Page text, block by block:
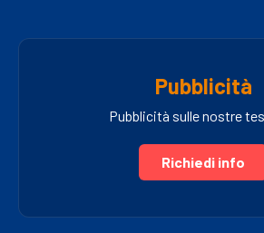
Pubblicità
Pubblicità sulle nostre
Richiedi info